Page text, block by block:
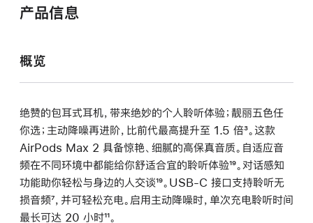
产品信息
概览
绝赞的包耳式耳机，带来绝妙的个人聆听体验；靓丽五色任
你选；主动降噪再进阶，比前代最高提升至 1.5 倍脚
注
³。这款
AirPods Max 2 具备惊艳、细腻的高保真音质。自适应音
频在不同环境中都能给你舒适合宜的聆听体验脚
注
¹⁹。对话感知
功能助你轻松与身边的人交谈脚
注
¹⁹。USB-C 接口支持聆听无
损音频脚
注
⁷，并可轻松充电。启用主动降噪时，单次充电聆听时间
最长可达 20 小时脚
¹¹。